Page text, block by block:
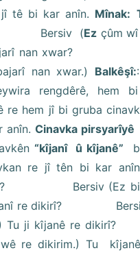
tê bi kar anîn. Mînak:
Bersiv (Ez çûm
nan xwar?
nan xwar.) Balkêşî:
rengdêrê, hem
re hem jî bi gruba
Cinavka pirsyarîyê
“kîjanî û kîjanê”
re jî tên bi kar
Bersiv (Ez bi
re dikirî?
Tu ji kîjanê re
re dikirim.) Tu